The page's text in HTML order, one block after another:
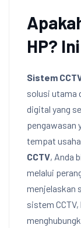
HP?
Sistem
solusi utama
digital yang
pengawasan
tempat
CCTV, Anda
melalui
menjelaskan
sistem